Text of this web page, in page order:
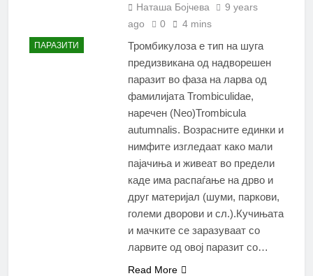
ПАРАЗИТИ
Наташа Бојчева
9 years
ago
0 4 mins
Тромбикулоза е тип на шуга
предизвикана од надворешен
паразит во фаза на ларва од
фамилијата Trombiculidae,
наречен (Neo)Trombicula
autumnalis. Возрасните единки и
нимфите изгледаат како мали
пајачиња и живеат во предели
каде има распаѓање на дрво и
друг материјал (шуми, паркови,
големи дворови и сл.).Кучињата
и мачките се заразуваат со
ларвите од овој паразит со…
Read More